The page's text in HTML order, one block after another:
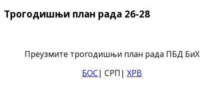
Трогодишњи план рада 26-28
Преузмите трогодишњи план рада ПБД БиХ
БОС| СРП| ХРВ